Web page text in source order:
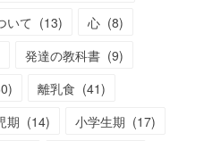
いて (13) 心 (8)
発達の教科書 (9)
) 離乳食 (41)
期 (14) 小学生期 (17)